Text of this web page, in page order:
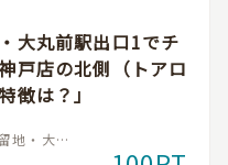
大丸前駅出口1でチ
戸店の北側（トアロ
徴は？」
地・大丸